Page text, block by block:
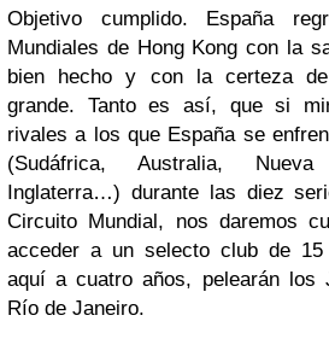
Objetivo cumplido. España
Mundiales de Hong Kong con la
bien hecho y con la certeza
grande. Tanto es así, que si
rivales a los que España se
(Sudáfrica, Australia,
Inglaterra…) durante las diez
Circuito Mundial, nos daremos
acceder a un selecto club de
aquí a cuatro años, pelearán los
Río de Janeiro.